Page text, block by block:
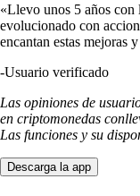
«Llevo unos 5 años con
evolucionado con
encantan estas mejoras
-Usuario verificado
Las opiniones de
en criptomonedas
Las funciones y su
Descarga la app